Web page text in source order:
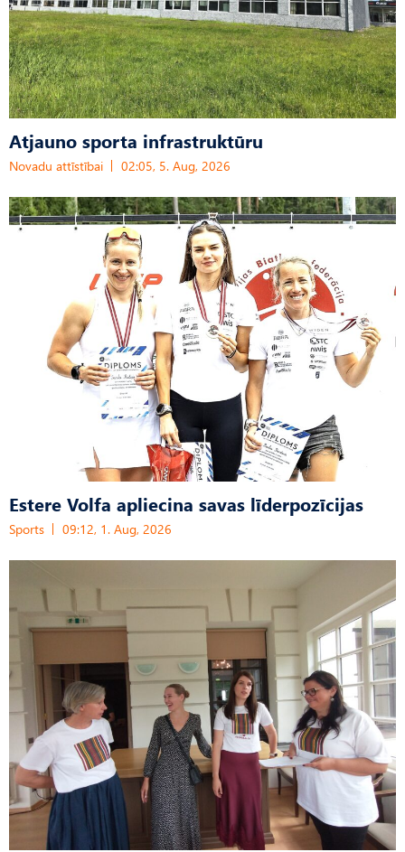
Atjauno sporta infrastruktūru
Novadu attīstībai 02:05, 5. Aug, 2026
Estere Volfa apliecina savas līderpozīcijas
Sports 09:12, 1. Aug, 2026